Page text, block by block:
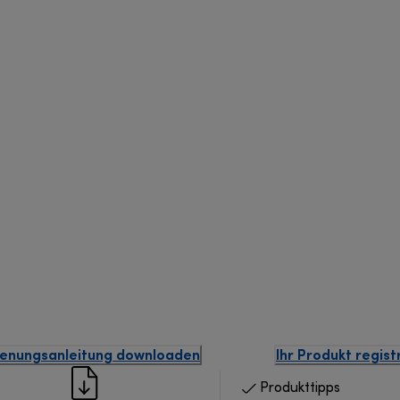
downloaden Ihr Produkt
Produkttipps